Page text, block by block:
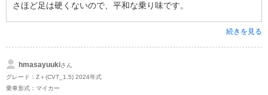
さほど足は硬くないので、平和な乗り味です。
続きを見る
hmasayuukiさん
グレード：Z＋(CVT_1.5) 2024年式
乗車形式：マイカー